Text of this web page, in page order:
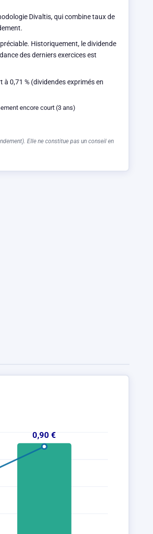
Divaltis, qui combine taux de
Historiquement, le dividende
des derniers exercices est
0,71 % (dividendes exprimés en
encore court (3 ans)
Elle ne constitue pas un conseil en
0,90 €